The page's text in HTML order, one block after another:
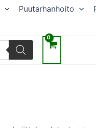
Puutarhanhoito